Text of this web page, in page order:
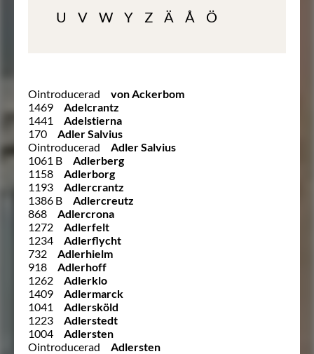
U
V W Y Z Ä Å Ö
Ointroducerad
von Ackerbom
1469
Adelcrantz
1441
Adelstierna
170
Adler Salvius
Ointroducerad
Adler Salvius
1061 B
Adlerberg
1158
Adlerborg
1193
Adlercrantz
1386 B
Adlercreutz
868
Adlercrona
1272
Adlerfelt
1234
Adlerflycht
732
Adlerhielm
918
Adlerhoff
1262
Adlerklo
1409
Adlermarck
1041
Adlersköld
1223
Adlerstedt
1004
Adlersten
Ointroducerad
Adlersten